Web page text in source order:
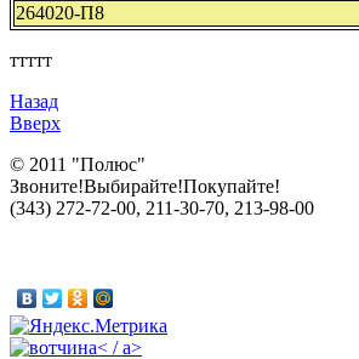
264020-П8
ттттт
Назад
Вверх
© 2011 "Полюс"
Звоните!Выбирайте!Покупайте!
(343) 272-72-00, 211-30-70, 213-98-00
< / a>